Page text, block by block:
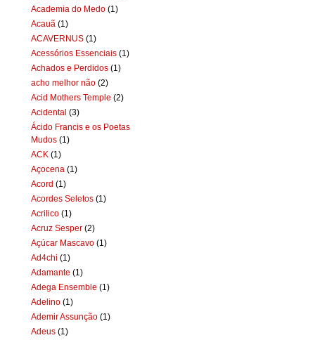
Academia do Medo (1)
Acauã (1)
ACAVERNUS (1)
Acessórios Essenciais (1)
Achados e Perdidos (1)
acho melhor não (2)
Acid Mothers Temple (2)
Acidental (3)
Ácido Francis e os Poetas
Mudos (1)
ACK (1)
Açocena (1)
Acord (1)
Acordes Seletos (1)
Acrilico (1)
Acruz Sesper (2)
Açúcar Mascavo (1)
Ad4chi (1)
Adamante (1)
Adega Ensemble (1)
Adelino (1)
Ademir Assunção (1)
Adeus (1)